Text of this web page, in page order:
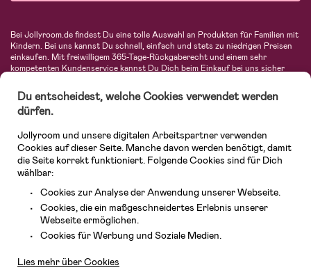
Bei Jollyroom.de findest Du eine tolle Auswahl an Produkten für Familien mit
Kindern. Bei uns kannst Du schnell, einfach und stets zu niedrigen Preisen
einkaufen. Mit freiwilligem 365-Tage-Rückgaberecht und einem sehr
kompetenten Kundenservice kannst Du Dich beim Einkauf bei uns sicher
Autositze, Kinder- und Babymode, Produkte für Mütter und eine Menge
fantastischer Einrichtungsgegenstände, Spielsachen, Babyprodukte und
vieles mehr. Wir haben Produkte von bekannten Herstellern wie Britax, Maxi-
Avent, Jack Wolfskin, Cybex, LEGO und vielen mehr. Schau Dich um in
unserer vielfältigen Online-Boutique für Kinder & Babys. Willkommen!
Du entscheidest, welche Cookies verwendet werden
dürfen.
Jollyroom und unsere digitalen Arbeitspartner verwenden
Cookies auf dieser Seite. Manche davon werden benötigt, damit
die Seite korrekt funktioniert. Folgende Cookies sind für Dich
wählbar:
Cookies zur Analyse der Anwendung unserer Webseite.
Cookies, die ein maßgeschneidertes Erlebnis unserer
Webseite ermöglichen.
Cookies für Werbung und Soziale Medien.
Lies mehr über Cookies